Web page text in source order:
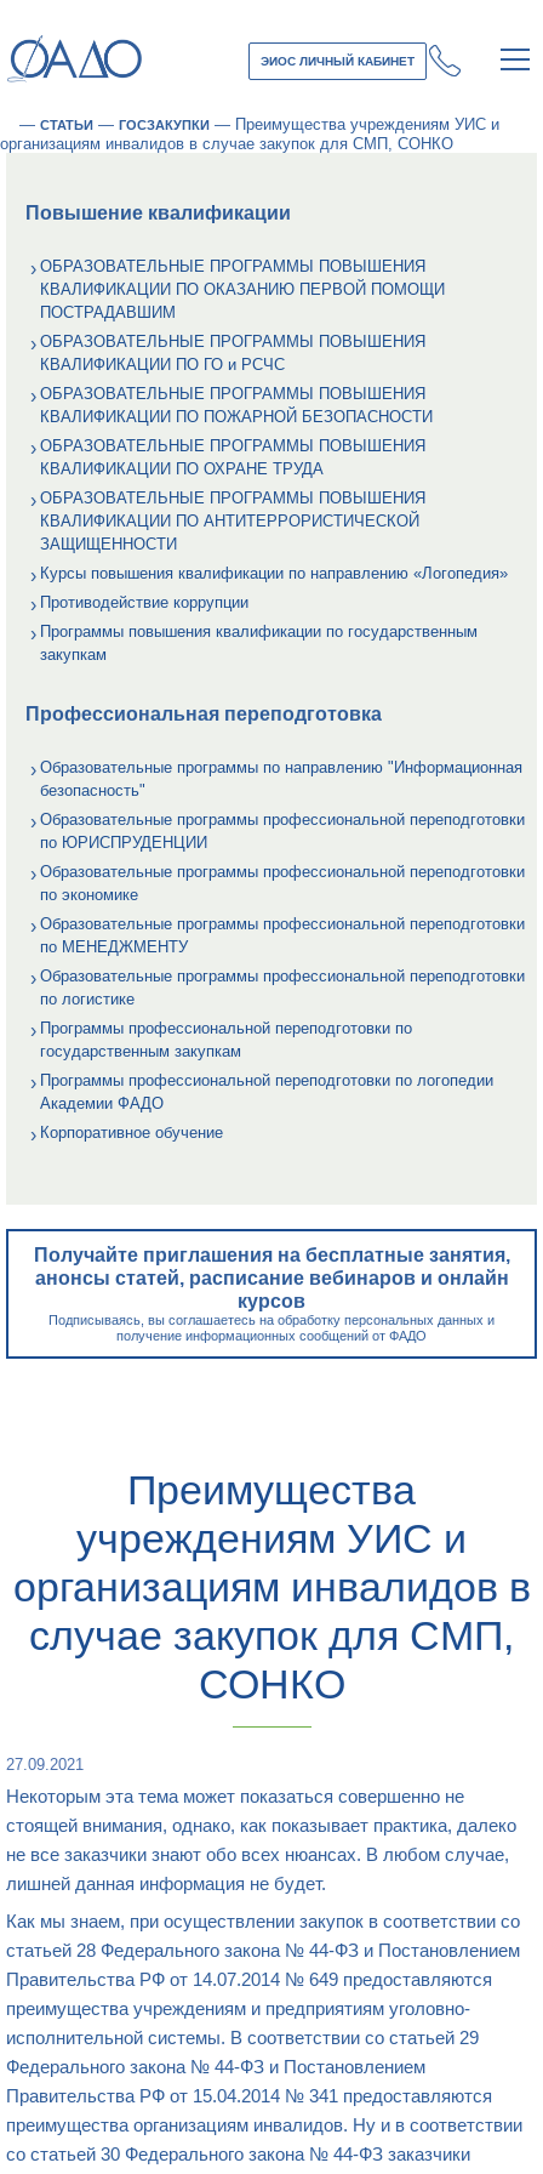
ЭИОС ЛИЧНЫЙ КАБИНЕТ
— СТАТЬИ — ГОСЗАКУПКИ — Преимущества учреждениям УИС и
организациям инвалидов в случае закупок для СМП, СОНКО
Повышение квалификации
ОБРАЗОВАТЕЛЬНЫЕ ПРОГРАММЫ ПОВЫШЕНИЯ
КВАЛИФИКАЦИИ ПО ОКАЗАНИЮ ПЕРВОЙ ПОМОЩИ
ПОСТРАДАВШИМ
ОБРАЗОВАТЕЛЬНЫЕ ПРОГРАММЫ ПОВЫШЕНИЯ
КВАЛИФИКАЦИИ ПО ГО и РСЧС
ОБРАЗОВАТЕЛЬНЫЕ ПРОГРАММЫ ПОВЫШЕНИЯ
КВАЛИФИКАЦИИ ПО ПОЖАРНОЙ БЕЗОПАСНОСТИ
ОБРАЗОВАТЕЛЬНЫЕ ПРОГРАММЫ ПОВЫШЕНИЯ
КВАЛИФИКАЦИИ ПО ОХРАНЕ ТРУДА
ОБРАЗОВАТЕЛЬНЫЕ ПРОГРАММЫ ПОВЫШЕНИЯ
КВАЛИФИКАЦИИ ПО АНТИТЕРРОРИСТИЧЕСКОЙ
ЗАЩИЩЕННОСТИ
Курсы повышения квалификации по направлению «Логопедия»
Противодействие коррупции
Программы повышения квалификации по государственным
закупкам
Профессиональная переподготовка
Образовательные программы по направлению "Информационная
безопасность"
Образовательные программы профессиональной переподготовки
по ЮРИСПРУДЕНЦИИ
Образовательные программы профессиональной переподготовки
по экономике
Образовательные программы профессиональной переподготовки
по МЕНЕДЖМЕНТУ
Образовательные программы профессиональной переподготовки
по логистике
Программы профессиональной переподготовки по
государственным закупкам
Программы профессиональной переподготовки по логопедии
Академии ФАДО
Корпоративное обучение
Получайте приглашения на бесплатные занятия,
анонсы статей, расписание вебинаров и онлайн
курсов
Подписываясь, вы соглашаетесь на обработку персональных данных и
получение информационных сообщений от ФАДО
Преимущества
учреждениям УИС и
организациям инвалидов в
случае закупок для СМП,
СОНКО
27.09.2021
Некоторым эта тема может показаться совершенно не
стоящей внимания, однако, как показывает практика, далеко
не все заказчики знают обо всех нюансах. В любом случае,
лишней данная информация не будет.
Как мы знаем, при осуществлении закупок в соответствии со
статьей 28 Федерального закона № 44-ФЗ и Постановлением
Правительства РФ от 14.07.2014 № 649 предоставляются
преимущества учреждениям и предприятиям уголовно-
исполнительной системы. В соответствии со статьей 29
Федерального закона № 44-ФЗ и Постановлением
Правительства РФ от 15.04.2014 № 341 предоставляются
преимущества организациям инвалидов. Ну и в соответствии
со статьей 30 Федерального закона № 44-ФЗ заказчики